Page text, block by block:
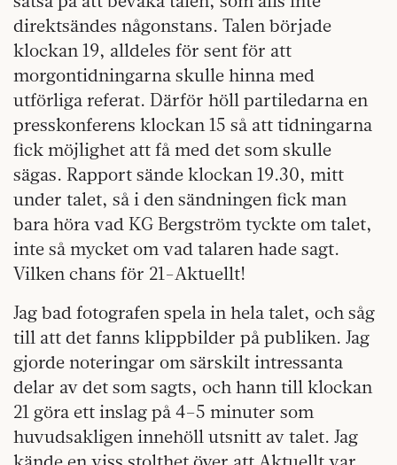
direktsändes någonstans. Talen började
klockan 19, alldeles för sent för att
morgontidningarna skulle hinna med
utförliga referat. Därför höll partiledarna en
presskonferens klockan 15 så att tidningarna
fick möjlighet att få med det som skulle
sägas. Rapport sände klockan 19.30, mitt
under talet, så i den sändningen fick man
bara höra vad KG Bergström tyckte om talet,
inte så mycket om vad talaren hade sagt.
Vilken chans för 21-Aktuellt!
Jag bad fotografen spela in hela talet, och såg
till att det fanns klippbilder på publiken. Jag
gjorde noteringar om särskilt intressanta
delar av det som sagts, och hann till klockan
21 göra ett inslag på 4–5 minuter som
huvudsakligen innehöll utsnitt av talet. Jag